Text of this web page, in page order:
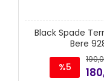
Black Spade
Bere
%5